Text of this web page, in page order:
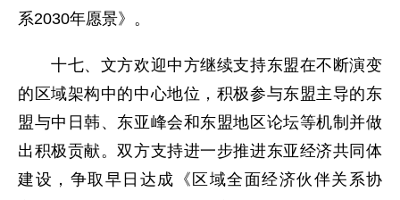
系2030年愿景》。
十七、文方欢迎中方继续支持东盟在不断演变
的区域架构中的中心地位，积极参与东盟主导的东
盟与中日韩、东亚峰会和东盟地区论坛等机制并做
出积极贡献。双方支持进一步推进东亚经济共同体
建设，争取早日达成《区域全面经济伙伴关系协